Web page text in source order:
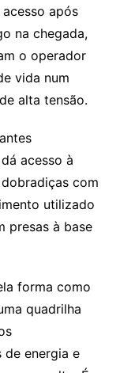
após
na chegada,
o operador
vida num
alta tensão.
acesso à
com
utilizado
presas à base
forma como
quadrilha
de energia e